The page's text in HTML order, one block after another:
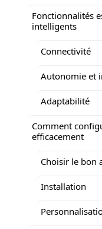
Fonctionnalités
intelligents
Connectivité
Autonomie et
Adaptabilité
Comment
efficacement
Choisir le bon
Installation